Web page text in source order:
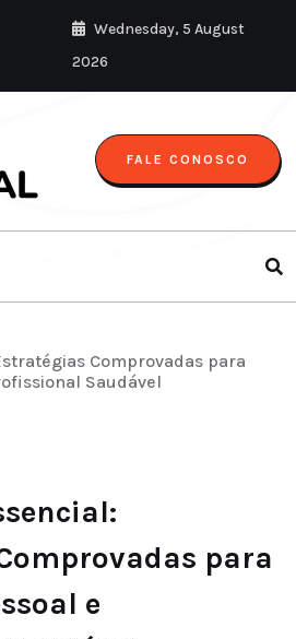
Wednesday, 5 August
2026
FALE CONOSCO
Comprovadas para
Saudável
para
e